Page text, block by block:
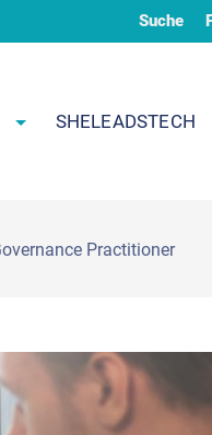
Suche
SHELEADSTECH
Practitioner